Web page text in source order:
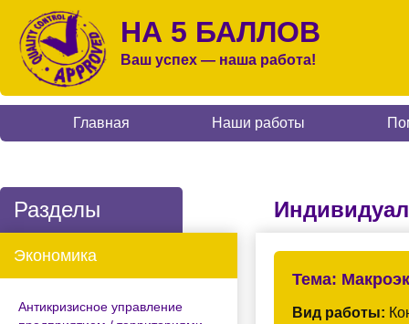
НА 5 БАЛЛОВ
Ваш успех — наша работа!
Главная Наши работы
Разделы
Экономика
Антикризисное управление
Тема:
Вид работы: